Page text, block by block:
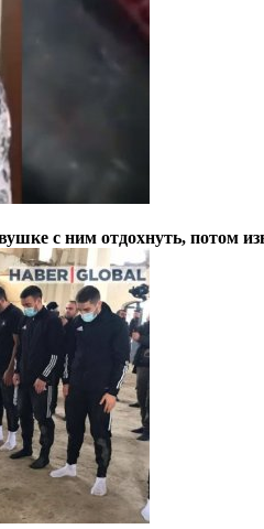
с ним отдохнуть, потом